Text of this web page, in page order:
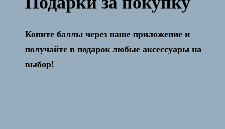
Активация и настройка бесплатно!
Копите баллы через наше приложение и
получайте в подарок любые аксессуары на
выбор!